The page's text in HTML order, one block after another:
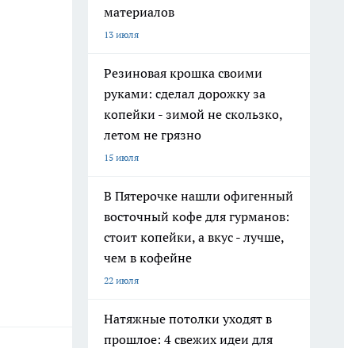
материалов
13 июля
Резиновая крошка своими
руками: сделал дорожку за
копейки - зимой не скользко,
летом не грязно
15 июля
В Пятерочке нашли офигенный
восточный кофе для гурманов:
стоит копейки, а вкус - лучше,
чем в кофейне
22 июля
Натяжные потолки уходят в
прошлое: 4 свежих идеи для